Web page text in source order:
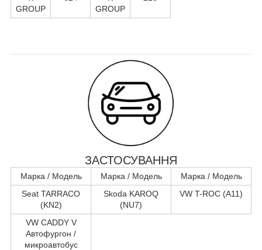
GROUP
GROUP
ЗАСТОСУВАННЯ
Марка / Модель Марка / Модель
Марка / Модель
Seat TARRACO
(KN2)
Skoda KAROQ
(NU7)
VW T-ROC (A11)
VW CADDY V
Автофургон /
микроавтобус